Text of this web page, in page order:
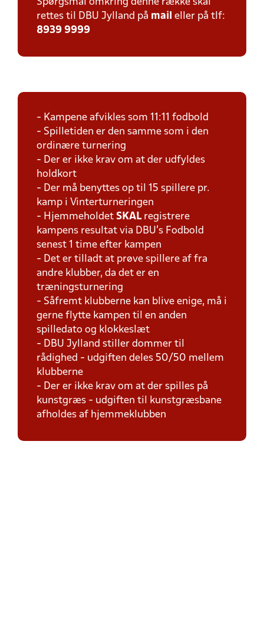
Spørgsmål omkring denne række skal
rettes til DBU Jylland på mail eller på tlf:
8939 9999
- Kampene afvikles som 11:11 fodbold
- Spilletiden er den samme som i den
ordinære turnering
- Der er ikke krav om at der udfyldes
holdkort
- Der må benyttes op til 15 spillere pr.
kamp i Vinterturneringen
- Hjemmeholdet SKAL registrere
kampens resultat via DBU's Fodbold
senest 1 time efter kampen
- Det er tilladt at prøve spillere af fra
andre klubber, da det er en
træningsturnering
- Såfremt klubberne kan blive enige, må i
gerne flytte kampen til en anden
spilledato og klokkeslæt
- DBU Jylland stiller dommer til
rådighed - udgiften deles 50/50 mellem
klubberne
- Der er ikke krav om at der spilles på
kunstgræs - udgiften til kunstgræsbane
afholdes af hjemmeklubben